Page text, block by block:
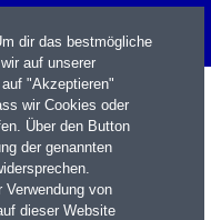
dir das bestmögliche
auf unserer
"Akzeptieren"
wir Cookies oder
Über den Button
der genannten
Verwendung von
dieser Website